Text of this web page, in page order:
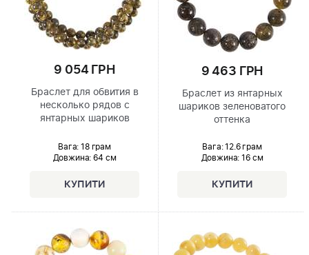
9 054 ГРН
Браслет для обвития в
несколько рядов с
янтарных шариков
Вага: 18 грам
Довжина: 64 см
9 463 ГРН
Браслет из янтарных
шариков зеленоватого
оттенка
Вага: 12.6 грам
Довжина: 16 см